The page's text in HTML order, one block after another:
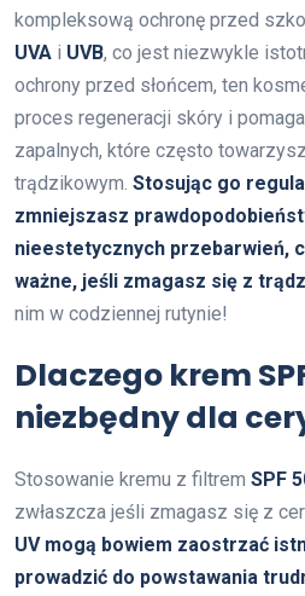
kompleksową ochronę przed
UVA i UVB, co jest niezwykle
ochrony przed słońcem, ten
proces regeneracji skóry i
zapalnych, które często
trądzikowym. Stosując go
zmniejszasz
nieestetycznych przebarwień,
ważne, jeśli zmagasz się z
nim w codziennej rutynie!
Dlaczego krem
niezbędny dla
Stosowanie kremu z filtrem SPF
zwłaszcza jeśli zmagasz się z
UV mogą bowiem zaostrzać
prowadzić do powstawania